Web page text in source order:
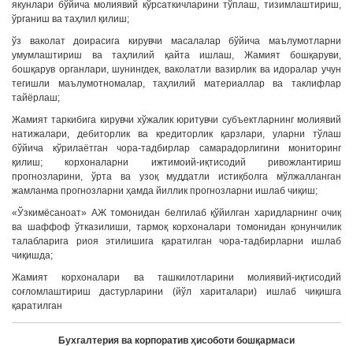
якунлари бўйича молиявий кўрсаткичларини тўплаш, тизимлаштириш,
ўрганиш ва таҳлил қилиш;
ўз ваколат доирасига кирувчи масалалар бўйича маълумотларни
умумлаштириш ва таҳлилий қайта ишлаш, Жамият бошқаруви,
бошқарув органлари, шунингдек, ваколатли вазирлик ва идоралар учун
тегишли маълумотномалар, таҳлилий материаллар ва таклифлар
тайёрлаш;
Жамият таркибига кирувчи хўжалик юритувчи субъектларнинг молиявий
натижалари, дебиторлик ва кредиторлик қарзлари, уларни тўлаш
бўйича кўрилаётган чора-тадбирлар самарадорлигини мониторинг
қилиш; корхоналарни ижтимоий-иқтисодий ривожлантириш
прогнозларини, ўрта ва узоқ муддатли истиқболга мўлжалланган
жамланма прогнозларни ҳамда йиллик прогнозларни ишлаб чиқиш;
«Ўзкимёсаноат» АЖ томонидан белгилаб қўйилган харидларнинг очиқ
ва шаффоф ўтказилиши, тармоқ корхоналари томонидан қонунчилик
талабларига риоя этилишига қаратилган чора-тадбирларни ишлаб
чиқишда;
Жамият корхоналари ва ташкилотларини молиявий-иқтисодий
соғломлаштириш дастурларини (йўл хариталари) ишлаб чиқишга
қаратилган
Бухгалтерия ва корпоратив ҳисоботи бошқармаси